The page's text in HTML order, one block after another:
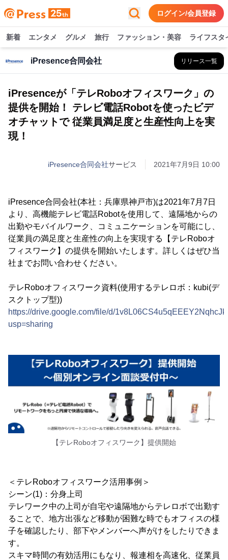
ログイン/会員登録
新着 エンタメ グルメ 旅行 ファッション・美容 ライフスタ
iPresence合同会社 リリース一覧
iPresenceが「テレRoboオフィスワーク」の
提供を開始！ テレビ電話Robotを使ったビデ
オチャットで 従業員満足度と生産性向上を実
現！
iPresence合同会社サービス 2021年7月9日 10:00
iPresence合同会社(本社：兵庫県神戸市)は2021年7月7日
より、高機能テレビ電話Robotを使用して、遠隔地からの
出勤やモバイルワーク、コミュニケーションを可能にし、
従業員の満足度と生産性の向上を実現する【テレRoboオ
フィスワーク】の提供を開始いたします。詳しくはぜひ当
社までお問い合わせください。
テレRoboオフィスワーク資料(使用するテレロボ：kubi(デ
スクトップ型))
https://drive.google.com/file/d/
usp=sharing
【テレRoboオフィスワーク】提供開始
＜テレRoboオフィスワーク活用事例＞
シーン(1)：分身上司
テレワーク中の上司が自宅や遠隔地からテレロボで出勤す
ることで、地方出張など移動が困難な時でもオフィスの様
子を確認したり、部下やメンバーへ声がけをしたりできま
す。
スキマ時間の有効活用にもなり、報連相を高速化、従業員